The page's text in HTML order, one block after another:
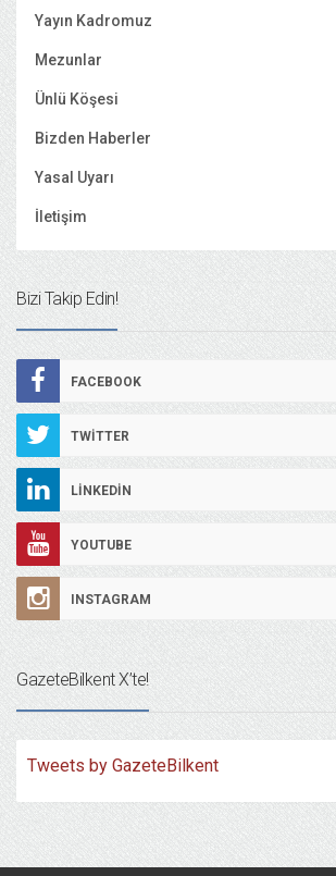
Yayın Kadromuz
Mezunlar
Ünlü Köşesi
Bizden Haberler
Yasal Uyarı
İletişim
Bizi Takip Edin!
FACEBOOK
TWITTER
LINKEDIN
YOUTUBE
INSTAGRAM
GazeteBilkent X’te!
Tweets by GazeteBilkent